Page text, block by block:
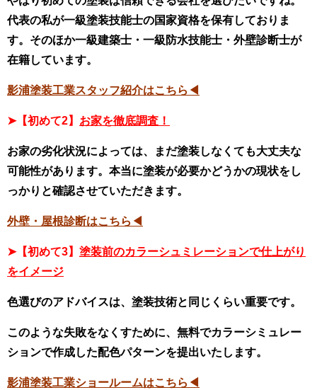
代表の私が一級塗装技能士の国家資格を保有しておりま
す。そのほか一級建築士・一級防水技能士・外壁診断士が
在籍しています。
影浦塗装工業スタッフ紹介はこちら◀
➤【初めて2】 お家を徹底調査！
お家の劣化状況によっては、まだ塗装しなくても大丈夫な
可能性があります。本当に塗装が必要かどうかの現状をし
っかりと確認させていただきます。
外壁・屋根診断はこちら◀
➤【初めて3】 塗装前のカラーシュミレーションで仕上がり
をイメージ
色選びのアドバイスは、塗装技術と同じくらい重要です。
このような失敗をなくすために、無料でカラーシミュレー
ションで作成した配色パターンを提出いたします。
影浦塗装工業ショールームはこちら◀